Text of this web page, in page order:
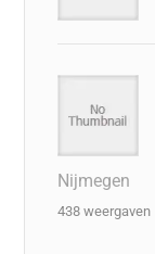
Nijmegen
438 weergaven